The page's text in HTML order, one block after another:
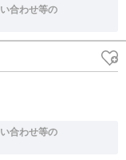
合わせ等の
合わせ等の